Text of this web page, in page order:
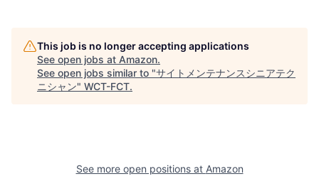
This job is no longer accepting applications
See open jobs at Amazon.
See open jobs similar to "サイトメンテナンスシニアテク
ニシャン" WCT-FCT.
See more open positions at Amazon